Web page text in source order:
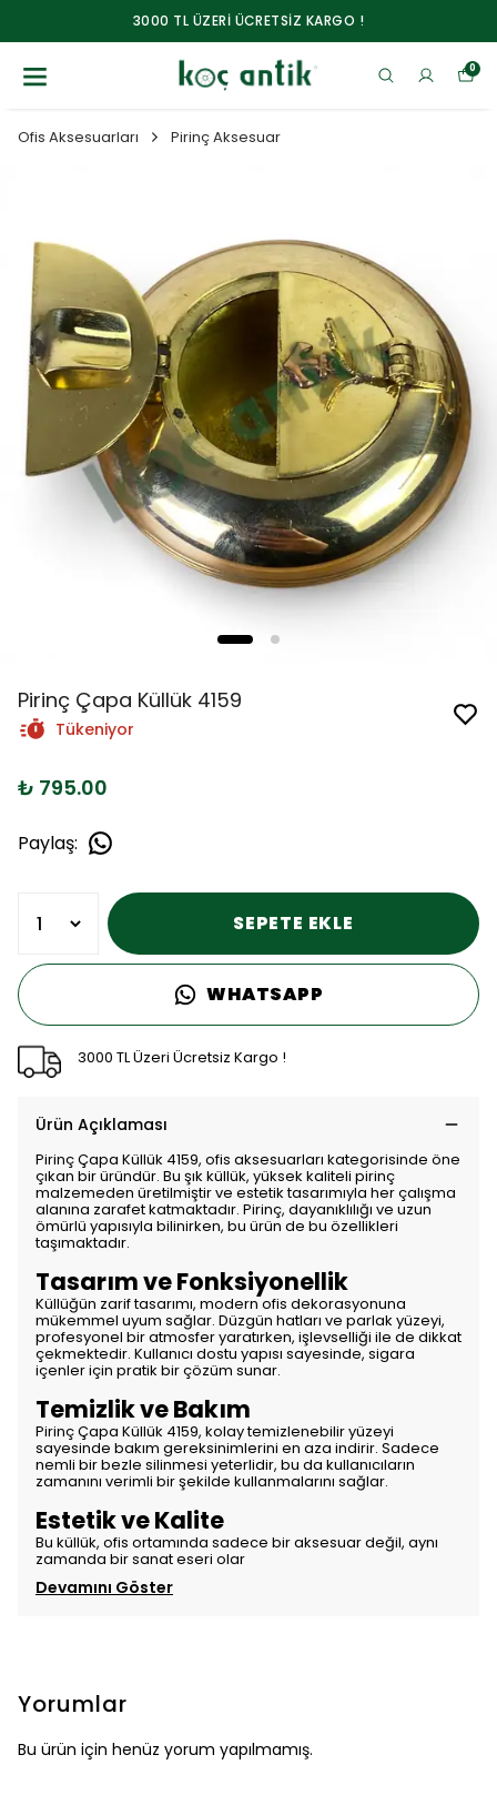
3000 TL ÜZERİ ÜCRETSİZ KARGO !
0
Ofis Aksesuarları Pirinç Aksesuar
Pirinç Çapa Küllük 4159
Tükeniyor
₺ 795.00
Paylaş:
SEPETE EKLE
WHATSAPP
3000 TL Üzeri Ücretsiz Kargo !
Ürün Açıklaması
Pirinç Çapa Küllük 4159, ofis aksesuarları kategorisinde öne
çıkan bir üründür. Bu şık küllük, yüksek kaliteli pirinç
malzemeden üretilmiştir ve estetik tasarımıyla her çalışma
alanına zarafet katmaktadır. Pirinç, dayanıklılığı ve uzun
ömürlü yapısıyla bilinirken, bu ürün de bu özellikleri
taşımaktadır.
Tasarım ve Fonksiyonellik
Küllüğün zarif tasarımı, modern ofis dekorasyonuna
mükemmel uyum sağlar. Düzgün hatları ve parlak yüzeyi,
profesyonel bir atmosfer yaratırken, işlevselliği ile de dikkat
çekmektedir. Kullanıcı dostu yapısı sayesinde, sigara
içenler için pratik bir çözüm sunar.
Temizlik ve Bakım
Pirinç Çapa Küllük 4159, kolay temizlenebilir yüzeyi
sayesinde bakım gereksinimlerini en aza indirir. Sadece
nemli bir bezle silinmesi yeterlidir, bu da kullanıcıların
zamanını verimli bir şekilde kullanmalarını sağlar.
Estetik ve Kalite
Bu küllük, ofis ortamında sadece bir aksesuar değil, aynı
zamanda bir sanat eseri olar
Devamını Göster
Yorumlar
Bu ürün için henüz yorum yapılmamış.